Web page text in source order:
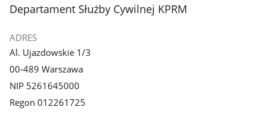
stopka
Departament Służby Cywilnej KPRM
ADRES
Al. Ujazdowskie 1/3
00-489 Warszawa
NIP 5261645000
Regon 012261725